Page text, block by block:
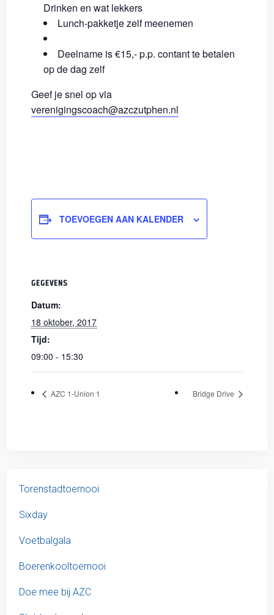
Drinken en wat lekkers
Lunch-pakketje zelf meenemen
Deelname is €15,- p.p. contant te betalen
op de dag zelf
Geef je snel op via
verenigingscoach@azczutphen.nl
TOEVOEGEN AAN KALENDER
GEGEVENS
Datum:
18 oktober, 2017
Tijd:
09:00 - 15:30
AZC 1-Union 1 Bridge Drive
Torenstadtoernooi
Sixday
Voetbalgala
Boerenkooltoernooi
Doe mee bij AZC